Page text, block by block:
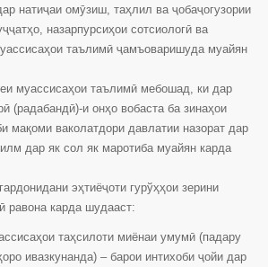
натиҷаи омӯзиш, таҳлил ва ҷобаҷогузории
назарпурсиҳои сотсиологӣ ва
таълимӣ ҷамъоваришуда муайян
муассисаҳои таълимӣ мебошад, ки дар
(радабандӣ)-и онҳо вобаста ба зинаҳои
мақоми ваколатдори давлатии назорат дар
дар як сол як маротиба муайян карда
эҳтиёҷоти гурўҳҳои зерини
равона карда шудааст:
таҳсилоти миёнаи умумӣ (падару
ивазкунанда) – барои интихоби ҷойи дар